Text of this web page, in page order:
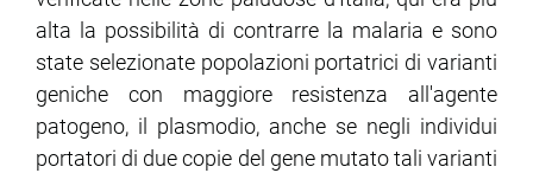
alta la possibilità di contrarre la malaria e sono
state selezionate popolazioni portatrici di varianti
geniche con maggiore resistenza all'agente
patogeno, il plasmodio, anche se negli individui
portatori di due copie del gene mutato tali varianti